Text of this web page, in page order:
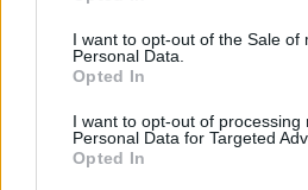
use your data for below specified
consent section.
I want to opt-out of the Sale of
Personal Data.
Opted In
I want to opt-out of processing
Personal Data for Targeted
Opted In
másodfokúra